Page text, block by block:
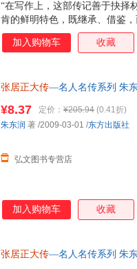
“在写作上，这部传记善于抉择
肯的鲜明特色，既继承、借鉴
艺术手法，开创了我国传记文
捷《毕生心血半世耕耘——记
棘的工作’，其开创之功不可没
东润先生是著名的古典文学研
传》是他传记文学的代表性作
加入购物车 收藏
张居正大传—名人名传系列 朱
¥8.37 定价： ¥205.94 (0.41折)
弘文图书专营店
朱东润 著 /2009-03-01 /东方出版社
加入购物车 收藏
张居正大传—名人名传系列 朱东